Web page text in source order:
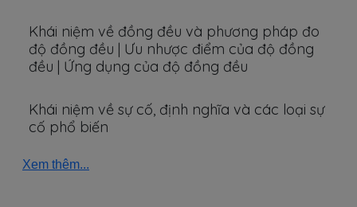
Khái niệm về đồng đều và phương pháp đo
độ đồng đều | Ưu nhược điểm của độ đồng
đều | Ứng dụng của độ đồng đều
Khái niệm về sự cố, định nghĩa và các loại sự
cố phổ biến
Xem thêm...